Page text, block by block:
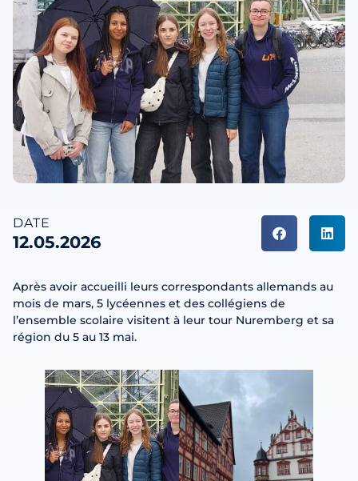
DATE
12.05.2026
Après avoir accueilli leurs correspondants allemands au
mois de mars, 5 lycéennes et des collégiens de
l’ensemble scolaire visitent à leur tour Nuremberg et sa
région du 5 au 13 mai.